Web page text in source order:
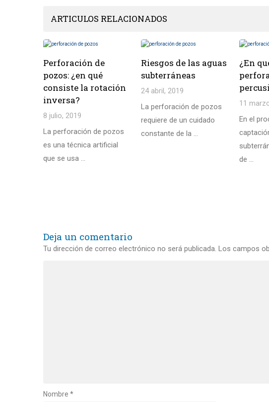
ARTICULOS RELACIONADOS
Perforación de
pozos: ¿en qué
consiste la rotación
inversa?
8 julio, 2019
La perforación de pozos
es una técnica artificial
que se usa ...
Riesgos de las aguas
subterráneas
24 abril, 2019
La perforación de pozos
requiere de un cuidado
constante de la ...
¿En
11
En el
de ...
Deja un comentario
Tu dirección de correo electrónico no será publicada. Los campos
Nombre *